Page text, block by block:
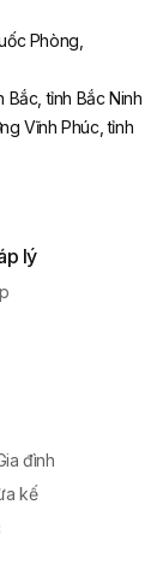
Phòng,
tỉnh Bắc Ninh
Vĩnh Phúc, tỉnh
lý
đình
kế